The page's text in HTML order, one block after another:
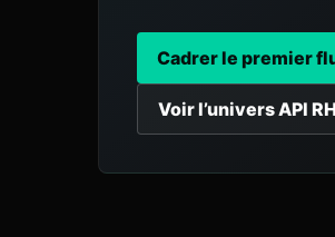
Cadrer le premier
Voir l’univers API